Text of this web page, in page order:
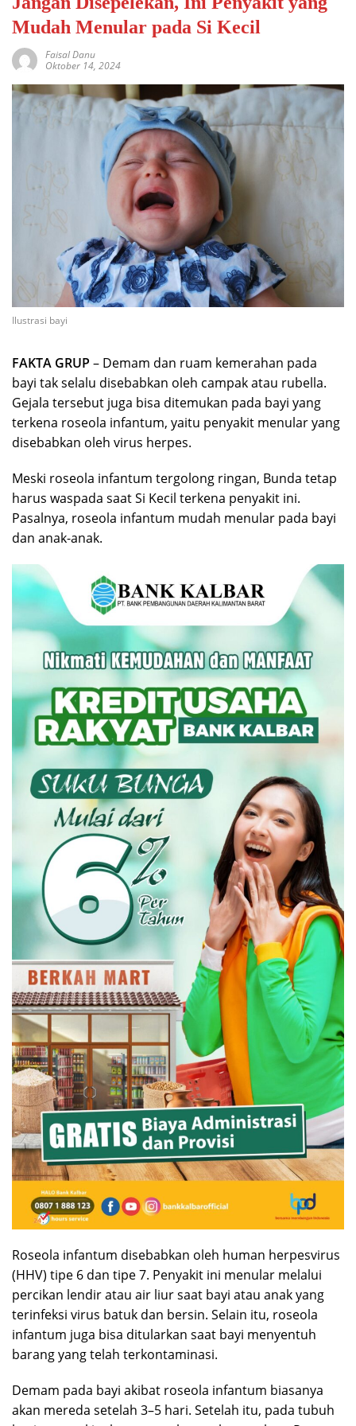
Mudah Menular pada Si Kecil
Faisal Danu
Oktober 14, 2024
Ilustrasi bayi
FAKTA GRUP – Demam dan ruam kemerahan pada
bayi tak selalu disebabkan oleh campak atau rubella.
Gejala tersebut juga bisa ditemukan pada bayi yang
terkena roseola infantum, yaitu penyakit menular yang
disebabkan oleh virus herpes.
Meski roseola infantum tergolong ringan, Bunda tetap
harus waspada saat Si Kecil terkena penyakit ini.
Pasalnya, roseola infantum mudah menular pada bayi
dan anak-anak.
Roseola infantum disebabkan oleh human herpesvirus
(HHV) tipe 6 dan tipe 7. Penyakit ini menular melalui
percikan lendir atau air liur saat bayi atau anak yang
terinfeksi virus batuk dan bersin. Selain itu, roseola
infantum juga bisa ditularkan saat bayi menyentuh
barang yang telah terkontaminasi.
Demam pada bayi akibat roseola infantum biasanya
akan mereda setelah 3–5 hari. Setelah itu, pada tubuh